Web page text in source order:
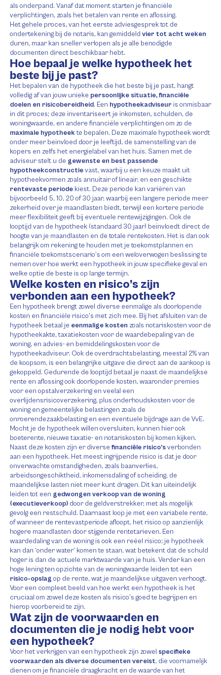
als onderpand. Vanaf dat moment starten je financiële
verplichtingen, zoals het betalen van rente en aflossing.
Het gehele proces, van het eerste adviesgesprek tot de
ondertekening bij de notaris, kan gemiddeld vier tot acht weken
duren, maar kan sneller verlopen als je alle benodigde
documenten direct beschikbaar hebt.
Hoe bepaal je welke hypotheek het
beste bij je past?
Het bepalen van de hypotheek die het beste bij je past, hangt
volledig af van jouw unieke persoonlijke situatie, financiële
doelen en risicobereidheid. Een hypotheekadviseur is onmisbaar
in dit proces; deze inventariseert je inkomsten, schulden, de
woningwaarde, en andere financiële verplichtingen om zo de
maximale hypotheekte bepalen. Deze maximale hypotheek wordt
onder meer beïnvloed door je leeftijd, de samenstelling van de
kopers en zelfs het energielabel van het huis. Samen met de
adviseur stelt u de gewenste en best passende
hypotheekconstructievast, waarbij u een keuze maakt uit
hypotheekvormen zoals annuïtair of lineair, en een geschikte
rentevaste periode kiest. Deze periode kan variëren van
bijvoorbeeld 5, 10, 20 of 30 jaar, waarbij een langere periode meer
zekerheid over je maandlasten biedt, terwijl een kortere periode
meer flexibiliteit geeft bij eventuele rentewijzigingen. Ook de
looptijd van de hypotheek (standaard 30 jaar) beïnvloedt direct de
hoogte van je maandlasten en de totale rentekosten. Het is dan ook
belangrijk om rekening te houden met je toekomstplannen en
financiële toekomstscenario’s om een weloverwogen beslissing te
nemen over hoe werkt een hypotheek in jouw specifieke geval en
welke optie de beste is op lange termijn.
Welke kosten en risico’s zijn
verbonden aan een hypotheek?
Een hypotheek brengt zowel diverse eenmalige als doorlopende
kosten en financiële risico’s met zich mee. Bij het afsluiten van de
hypotheek betaal je eenmalige kosten zoals notariskosten voor de
hypotheekakte, taxatiekosten voor de waardebepaling van de
woning, en advies- en bemiddelingskosten voor de
hypotheekadviseur. Ook de overdrachtsbelasting, meestal 2% van
de koopsom, is een belangrijke uitgave die direct aan de aankoop is
gekoppeld. Gedurende de looptijd betaal je naast de maandelijkse
rente en aflossing ook doorlopende kosten, waaronder premies
voor een opstalverzekering en veelal een
overlijdensrisicoverzekering, plus onderhoudskosten voor de
woning en gemeentelijke belastingen zoals de
onroerendezaakbelasting en een eventuele bijdrage aan de VvE.
Mocht je de hypotheek willen oversluiten, kunnen hier ook
boeterente, nieuwe taxatie- en notariskosten bij komen kijken.
Naast deze kosten zijn er diverse financiële risico’sverbonden
aan een hypotheek. Het meest ingrijpende risico is dat je door
onverwachte omstandigheden, zoals baanverlies,
arbeidsongeschiktheid, inkomensdaling of scheiding, de
maandelijkse lasten niet meer kunt dragen. Dit kan uiteindelijk
leiden tot een gedwongen verkoop van de woning
(executieverkoop) door de geldverstrekker, met als mogelijk
gevolg een restschuld. Daarnaast loop je met een variabele rente,
of wanneer de rentevastperiode afloopt, het risico op aanzienlijk
hogere maandlasten door stijgende rentetarieven. Een
waardedaling van de woning is ook een reëel risico; je hypotheek
kan dan ‘onder water’ komen te staan, wat betekent dat de schuld
hoger is dan de actuele marktwaarde van je huis. Verder kan een
hoge lening ten opzichte van de woningwaarde leiden tot een
risico-opslag op de rente, wat je maandelijkse uitgaven verhoogt.
Voor een compleet beeld van hoe werkt een hypotheek is het
cruciaal om zowel deze kosten als risico’s goed te begrijpen en
hierop voorbereid te zijn.
Wat zijn de voorwaarden en
documenten die je nodig hebt voor
een hypotheek?
Voor het verkrijgen van een hypotheek zijn zowel specifieke
voorwaarden als diverse documenten vereist, die voornamelijk
dienen om je financiële draagkracht en de waarde van het